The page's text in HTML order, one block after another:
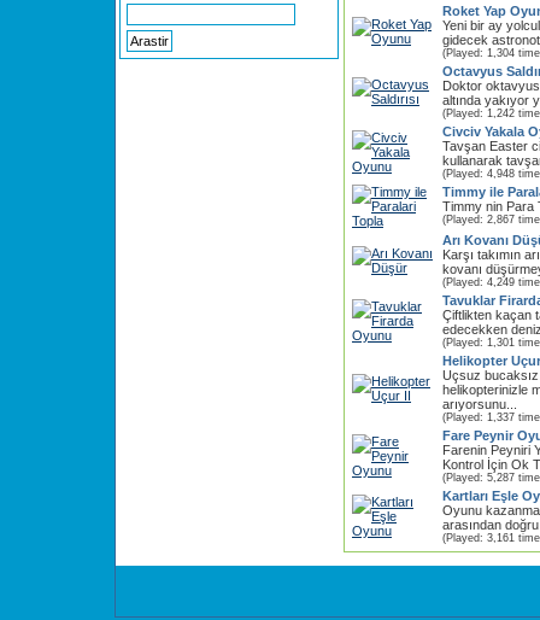
Roket Yap
Yeni bir ay
gidecek
(Played: 1,304
Octavyus
Doktor
altında yakıyor
(Played: 1,242
Civciv Yakala
Tavşan Easter
kullanarak
(Played: 4,948
Timmy ile
Timmy nin Para
(Played: 2,867
Arı Kovanı
Karşı takımın
kovanı
(Played: 4,249
Tavuklar
Çiftlikten kaçan
edecekken
(Played: 1,301
Helikopter
Uçsuz bucaksız
helikopterinizle
arıyorsunu...
(Played: 1,337
Fare Peynir
Farenin Peyniri
Kontrol İçin Ok
(Played: 5,287
Kartları Eşle
Oyunu
arasından
(Played: 3,161